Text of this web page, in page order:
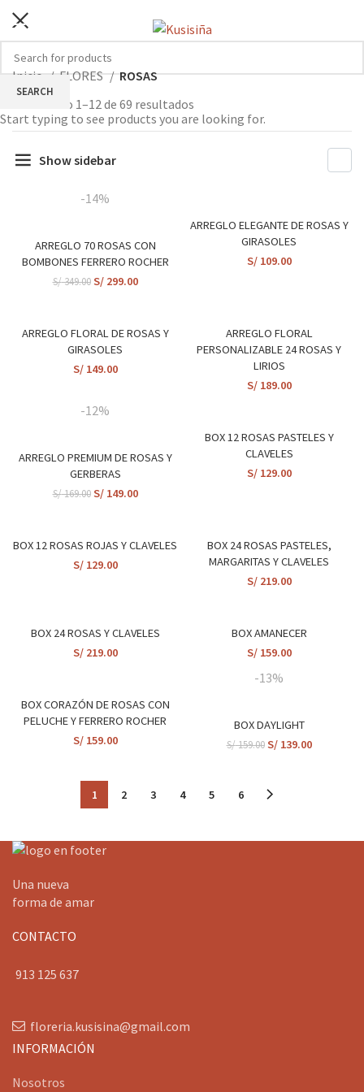
Inicio FLORES
ROSAS
Mostrando 1–12 de 69 resultados
Show sidebar
-14%
ARREGLO 70 ROSAS CON
BOMBONES FERRERO ROCHER
S/349.00 S/299.00
ARREGLO ELEGANTE DE ROSAS Y
GIRASOLES
S/109.00
ARREGLO FLORAL DE ROSAS Y
GIRASOLES
S/149.00
ARREGLO FLORAL
PERSONALIZABLE 24 ROSAS Y
LIRIOS
S/189.00
-12%
ARREGLO PREMIUM DE ROSAS Y
GERBERAS
S/169.00 S/149.00
BOX 12 ROSAS PASTELES Y
CLAVELES
S/129.00
BOX 12 ROSAS ROJAS Y CLAVELES
S/129.00
BOX 24 ROSAS PASTELES,
MARGARITAS Y CLAVELES
S/219.00
BOX 24 ROSAS Y CLAVELES
S/219.00
BOX AMANECER
S/159.00
BOX CORAZÓN DE ROSAS CON
PELUCHE Y FERRERO ROCHER
S/159.00
-13%
BOX DAYLIGHT
S/159.00 S/139.00
1 2 3 4 5 6
Una nueva
forma de amar
CONTACTO
913 125 637
floreria.kusisina@gmail.com
INFORMACIÓN
Nosotros
SEARCH
Start typing to see products you are looking for.